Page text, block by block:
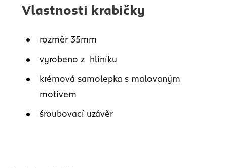
Vlastnosti krabičky
rozměr 35mm
vyrobeno z hliníku
krémová samolepka s malovaným
motivem
šroubovací uzávěr